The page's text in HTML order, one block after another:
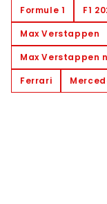
Formule 1
F1
Max Verstappen
Max Verstappen
Ferrari